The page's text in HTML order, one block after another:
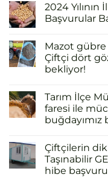
2024
Başvurular
Mazot
Çiftçi dört
bekliyor!
Tarım İlçe
faresi ile
buğdayımız
Çiftçilerin
Taşınabilir
hibe